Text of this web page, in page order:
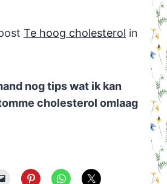
Te hoog cholesterol in
nog tips wat ik kan
cholesterol omlaag